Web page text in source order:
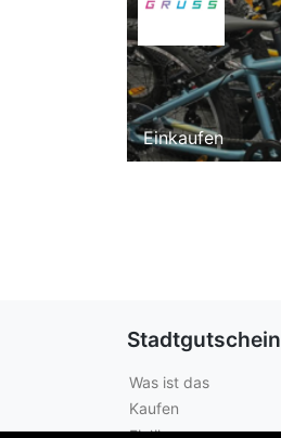
Einkaufen
Stadtgutschein
Was ist das
Kaufen